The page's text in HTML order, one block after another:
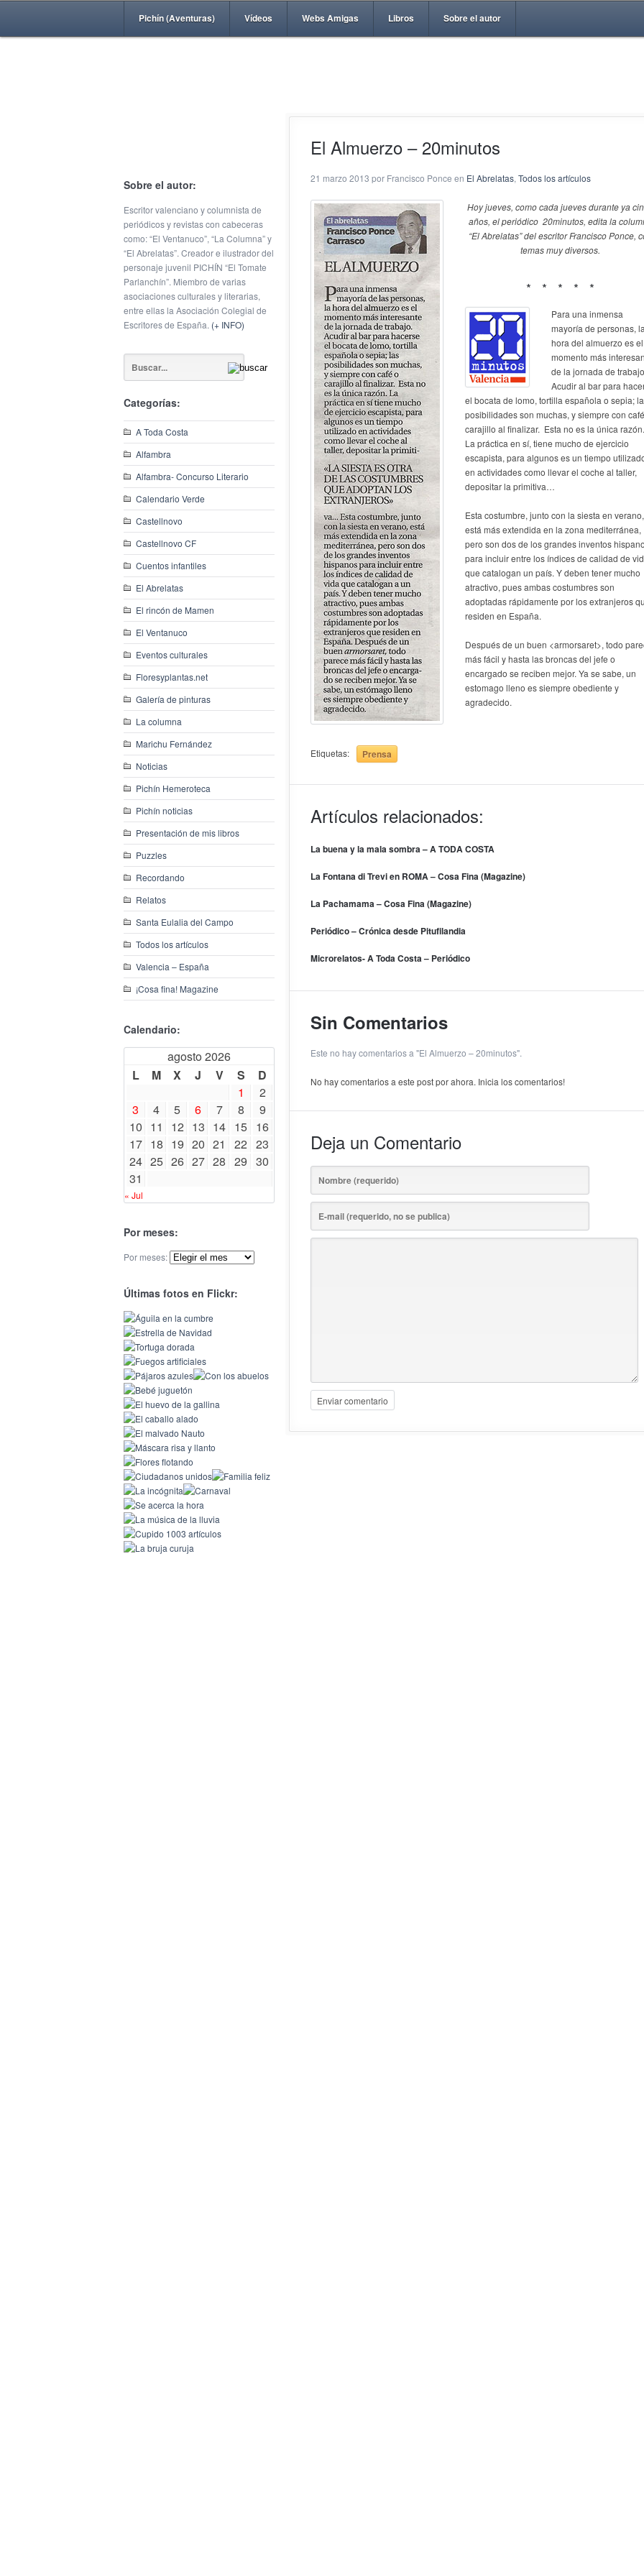
Pichín (Aventuras) Vídeos Webs Amigas Libros Sobre el autor
Sobre el autor:
Escritor valenciano y columnista de
periódicos y revistas con cabeceras
como: “El Ventanuco”, “La Columna” y
“El Abrelatas”. Creador e ilustrador del
personaje juvenil PICHÍN “El Tomate
Parlanchín”. Miembro de varias
asociaciones culturales y literarias,
entre ellas la Asociación Colegial de
Escritores de España. (+ INFO)
Categorías:
A Toda Costa
Alfambra
Alfambra- Concurso Literario
Calendario Verde
Castellnovo
Castellnovo CF
Cuentos infantiles
El Abrelatas
El rincón de Mamen
El Ventanuco
Eventos culturales
Floresyplantas.net
Galería de pinturas
La columna
Marichu Fernández
Noticias
Pichín Hemeroteca
Pichín noticias
Presentación de mis libros
Puzzles
Recordando
Relatos
Santa Eulalia del Campo
Todos los artículos
Valencia – España
¡Cosa fina! Magazine
Calendario:
agosto 2026
L
M X J V S
D
1
2
3
4 5 6 7 8
9
10 11 12 13 14 15 16
17 18 19 20 21 22 23
24 25 26 27 28 29 30
31
« Jul
Por meses:
Por meses:
Últimas fotos en Flickr:
El Almuerzo – 20minutos
21 marzo 2013 por Francisco Ponce en El Abrelatas, Todos los artículos
Hoy jueves, como cada jueves durante ya
años, el periódico 20minutos, edita la
“El Abrelatas” del escritor Francisco Ponce,
temas muy diversos.
* * * * *
Para una inmensa
mayoría de personas,
hora del almuerzo es el
momento más
de la jornada de
Acudir al bar para
el bocata de lomo, tortilla española o sepia;
posibilidades son muchas, y siempre con
carajillo al finalizar. Esta no es la única razón.
La práctica en sí, tiene mucho de ejercicio
escapista, para algunos es un tiempo
en actividades como llevar el coche al taller,
depositar la primitiva…
Esta costumbre, junto con la siesta en verano,
está más extendida en la zona mediterránea,
pero son dos de los grandes inventos
para incluir entre los índices de calidad de
que catalogan un país. Y deben tener mucho
atractivo, pues ambas costumbres son
adoptadas rápidamente por los extranjeros
residen en España.
Después de un buen <armorsaret>, todo
más fácil y hasta las broncas del jefe o
encargado se reciben mejor. Ya se sabe, un
estomago lleno es siempre obediente y
agradecido.
Etiquetas: Prensa
Artículos relacionados:
La buena y la mala sombra – A TODA COSTA
La Fontana di Trevi en ROMA – Cosa Fina (Magazine)
La Pachamama – Cosa Fina (Magazine)
Periódico – Crónica desde Pitufilandia
Microrelatos- A Toda Costa – Periódico
Sin Comentarios
Este no hay comentarios a "El Almuerzo – 20minutos".
No hay comentarios a este post por ahora. Inicia los comentarios!
Deja un Comentario